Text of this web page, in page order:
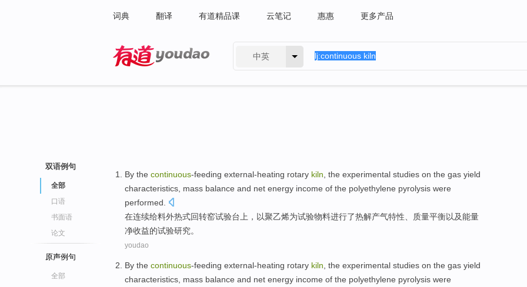
词典 翻译 有道精品课 云笔记 惠惠 更多产品
中英
双语例句
全部
口语
书面语
论文
原声例句
全部
By the continuous-feeding external-heating rotary kiln , the experimental studies on the gas yield
characteristics mass balance and net energy income of the polyethylene pyrolysis were
performed
在连续给料外热式回转窑试验台上，以聚乙烯为试验物料进行了热解产气特性 质量平衡以及能量
净收益的试验研究。
youdao
By the continuous-feeding external-heating rotary kiln , the experimental studies on the gas yield
characteristics mass balance and net energy income of the polyethylene pyrolysis were